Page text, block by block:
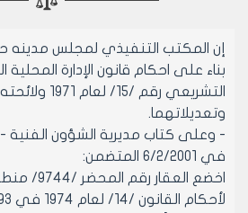
إن المكتب التنفيذي لمجلس مدينه
بناء على احكام قانون الإدارة المحلية
التشريعي رقم /15/
وتعديلاتهما.
- وعلى كتاب مديرية الشؤون الفنية -
في 6/2/2001 المتضمن:
اخضع العقار